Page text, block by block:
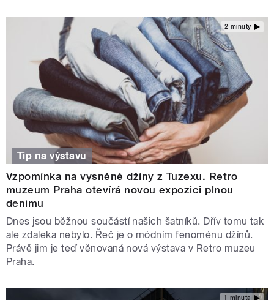
2 minuty
Tip na výstavu
Vzpomínka na vysněné džíny z Tuzexu. Retro
muzeum Praha otevírá novou expozici plnou
denimu
Dnes jsou běžnou součástí našich šatníků. Dřív tomu tak
ale zdaleka nebylo. Řeč je o módním fenoménu džínů.
Právě jim je teď věnovaná nová výstava v Retro muzeu
Praha.
1 minuta